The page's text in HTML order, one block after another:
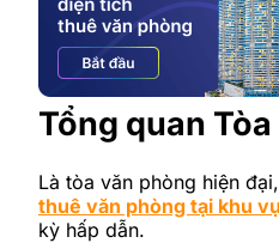
Tổng quan
Là tòa văn phòng hiện
thuê văn phòng tại khu
kỳ hấp dẫn.